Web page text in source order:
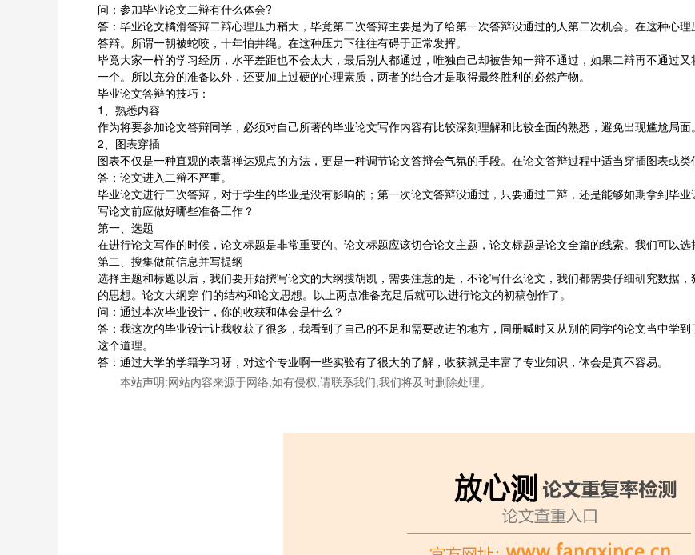
问：参加毕业论文二辩有什么体会?
答：毕业论文橘滑答辩二辩心理压力稍大，毕竟第二次答辩主要是为了给第一次答辩没通过的人第二次机会。在这种心
答辩。所谓一朝被蛇咬，十年怕井绳。在这种压力下往往有碍于正常发挥。
毕竟大家一样的学习经历，水平差距也不会太大，最后别人都通过，唯独自己却被告知一辩不通过，如果二辩再不通过
一个。所以充分的准备以外，还要加上过硬的心理素质，两者的结合才是取得最终胜利的必然产物。
毕业论文答辩的技巧：
1、熟悉内容
作为将要参加论文答辩同学，必须对自己所著的毕业论文写作内容有比较深刻理解和比较全面的熟悉，避免出现尴尬局面。
2、图表穿插
图表不仅是一种直观的表薯禅达观点的方法，更是一种调节论文答辩会气氛的手段。在论文答辩过程中适当穿插图表或类
答：论文进入二辩不严重。
毕业论文进行二次答辩，对于学生的毕业是没有影响的；第一次论文答辩没通过，只要通过二辩，还是能够如期拿到毕业
写论文前应做好哪些准备工作？
第一、选题
在进行论文写作的时候，论文标题是非常重要的。论文标题应该切合论文主题，论文标题是论文全篇的线索。我们可以选
第二、搜集做前信息并写提纲
选择主题和标题以后，我们要开始撰写论文的大纲搜胡凯，需要注意的是，不论写什么论文，我们都需要仔细研究数据
的思想。论文大纲穿 们的结构和论文思想。以上两点准备充足后就可以进行论文的初稿创作了。
问：通过本次毕业设计，你的收获和体会是什么？
答：我这次的毕业设计让我收获了很多，我看到了自己的不足和需要改进的地方，同册喊时又从别的同学的论文当中学
这个道理。
答：通过大学的学籍学习呀，对这个专业啊一些实验有了很大的了解，收获就是丰富了专业知识，体会是真不容易。
本站声明:网站内容来源于网络,如有侵权,请联系我们,我们将及时删除处理。